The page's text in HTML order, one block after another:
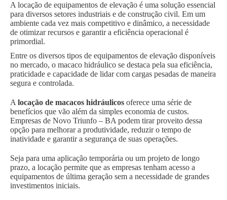
A locação de equipamentos de elevação é uma solução essencial
para diversos setores industriais e de construção civil. Em um
ambiente cada vez mais competitivo e dinâmico, a necessidade
de otimizar recursos e garantir a eficiência operacional é
primordial.
Entre os diversos tipos de equipamentos de elevação disponíveis
no mercado, o macaco hidráulico se destaca pela sua eficiência,
praticidade e capacidade de lidar com cargas pesadas de maneira
segura e controlada.
A locação de macacos hidráulicos oferece uma série de
benefícios que vão além da simples economia de custos.
Empresas de Novo Triunfo – BA podem tirar proveito dessa
opção para melhorar a produtividade, reduzir o tempo de
inatividade e garantir a segurança de suas operações.
Seja para uma aplicação temporária ou um projeto de longo
prazo, a locação permite que as empresas tenham acesso a
equipamentos de última geração sem a necessidade de grandes
investimentos iniciais.